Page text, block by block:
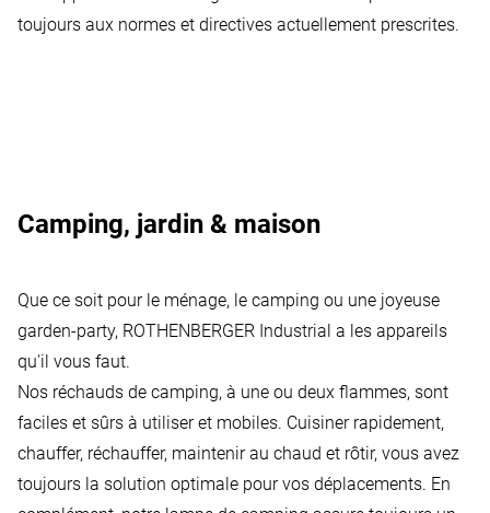
toujours aux normes et directives actuellement prescrites.
Camping, jardin & maison
Que ce soit pour le ménage, le camping ou une joyeuse
garden-party, ROTHENBERGER Industrial a les appareils
qu'il vous faut.
Nos réchauds de camping, à une ou deux flammes, sont
faciles et sûrs à utiliser et mobiles. Cuisiner rapidement,
chauffer, réchauffer, maintenir au chaud et rôtir, vous avez
toujours la solution optimale pour vos déplacements. En